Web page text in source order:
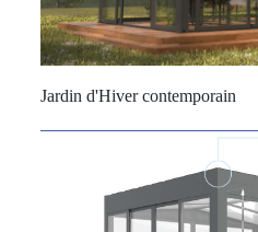
Jardin d'Hiver contemporain